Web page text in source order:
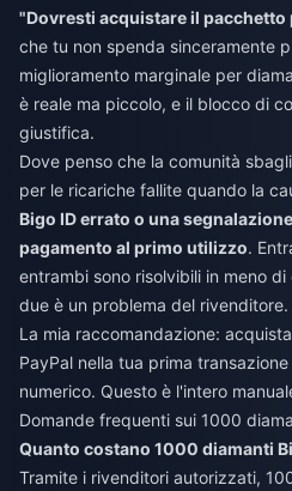
"Dovresti acquistare il pacchetto
che tu non spenda sinceramente
miglioramento marginale per
è reale ma piccolo, e il blocco di
giustifica.
Dove penso che la comunità
per le ricariche fallite quando la
Bigo ID errato o una
pagamento al primo utilizzo.
entrambi sono risolvibili in meno
due è un problema del rivenditore.
La mia raccomandazione:
PayPal nella tua prima
numerico. Questo è l'intero
Domande frequenti sui 1000
Quanto costano 1000 diamanti
Tramite i rivenditori autorizzati,